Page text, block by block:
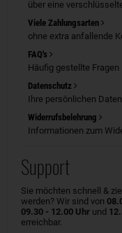
über eine
Viele Zahlungsarten
ohne extra anfallende
FAQ's
Häufig gestellte Fragen
Datenschutz
Ihre persönlichen
Widerrufsbelehrung
Informationen zum
Support
Sie möchten schnell &
werden? Wir sind von
09.30 - 12.00 Uhr und
erreichbar.